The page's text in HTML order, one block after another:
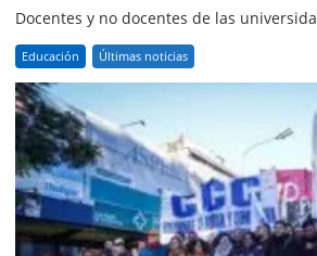
Docentes y no docentes de las
Educación Últimas noticias